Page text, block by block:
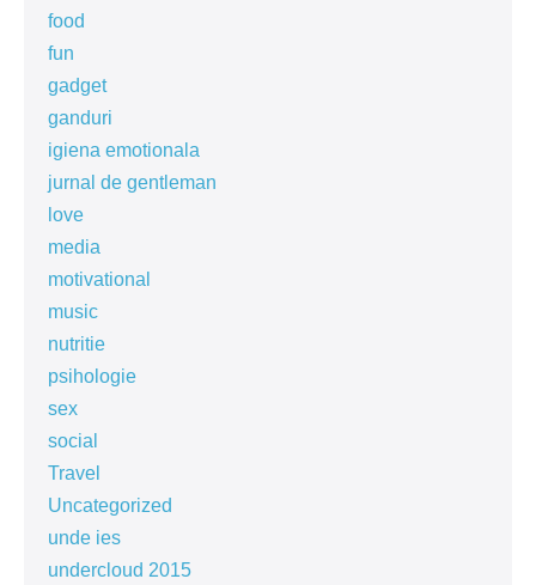
food
fun
gadget
ganduri
igiena emotionala
jurnal de gentleman
love
media
motivational
music
nutritie
psihologie
sex
social
Travel
Uncategorized
unde ies
undercloud 2015